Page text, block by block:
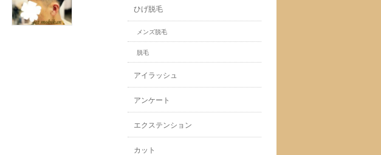
ひげ脱毛
メンズ脱毛
脱毛
アイラッシュ
アンケート
エクステンション
カット